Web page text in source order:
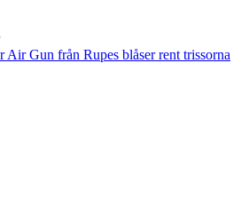
Air Gun från Rupes blåser rent trissorna